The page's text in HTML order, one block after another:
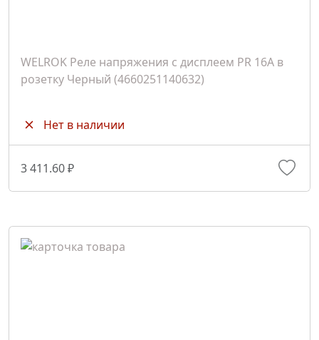
WELROK Реле напряжения с дисплеем PR 16A в
розетку Черный (4660251140632)
Нет в наличии
3 411.60 ₽